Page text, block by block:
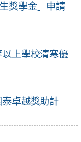
獎學金」申請
上學校清寒優
卓越獎助計